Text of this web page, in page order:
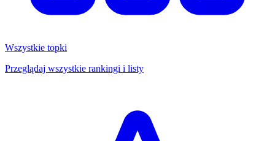
Wszystkie topki
Przeglądaj wszystkie rankingi i listy